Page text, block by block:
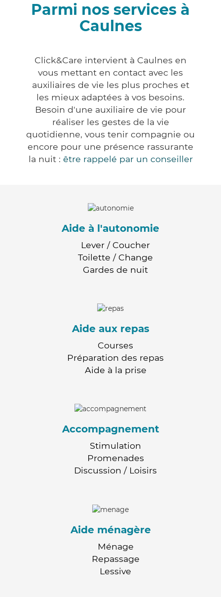
Parmi nos services à
Caulnes
Click&Care intervient à Caulnes en
vous mettant en contact avec les
auxiliaires de vie les plus proches et
les mieux adaptées à vos besoins.
Besoin d'une auxiliaire de vie pour
réaliser les gestes de la vie
quotidienne, vous tenir compagnie ou
encore pour une présence rassurante
la nuit : être rappelé par un conseiller
Aide à l'autonomie
Lever / Coucher
Toilette / Change
Gardes de nuit
Aide aux repas
Courses
Préparation des repas
Aide à la prise
Accompagnement
Stimulation
Promenades
Discussion / Loisirs
Aide ménagère
Ménage
Repassage
Lessive